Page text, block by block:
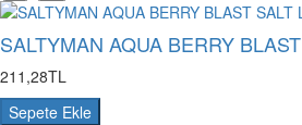
SALTYMAN AQUA BERRY
211,28TL
Sepete Ekle